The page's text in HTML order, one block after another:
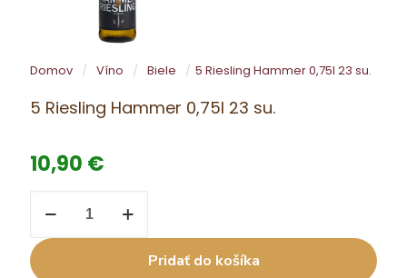
Domov / Víno / Biele / 5 Riesling Hammer 0,75l 23 su.
5 Riesling Hammer 0,75l 23 su.
10,90 €
Hammer
0,75l
Pridať do košíka